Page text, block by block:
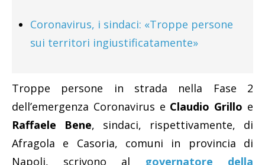
Coronavirus, i sindaci: «Troppe persone
sui territori ingiustificatamente»
Troppe persone in strada nella Fase 2
dell’emergenza Coronavirus e Claudio Grillo e
Raffaele Bene, sindaci, rispettivamente, di
Afragola e Casoria, comuni in provincia di
Napoli, scrivono al governatore della